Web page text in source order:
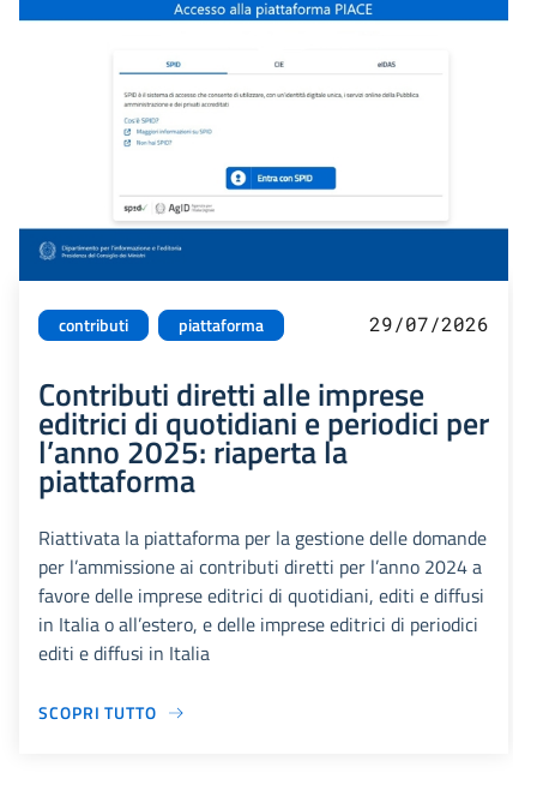
contributi piattaforma 29/07/2026
Contributi diretti alle imprese
editrici di quotidiani e periodici per
l’anno 2025: riaperta la
piattaforma
Riattivata la piattaforma per la gestione delle domande
per l’ammissione ai contributi diretti per l’anno 2024 a
favore delle imprese editrici di quotidiani, editi e diffusi
in Italia o all’estero, e delle imprese editrici di periodici
editi e diffusi in Italia
SCOPRI TUTTO